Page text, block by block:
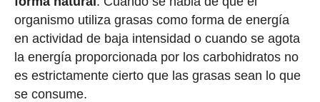
organismo utiliza grasas como forma de energía
en actividad de baja intensidad o cuando se agota
la energía proporcionada por los carbohidratos no
es estrictamente cierto que las grasas sean lo que
se consume.